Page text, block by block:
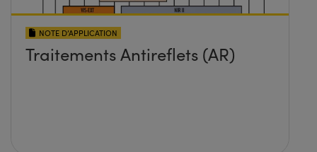
NOTE D’APPLICATION
Traitements Antireflets (AR)